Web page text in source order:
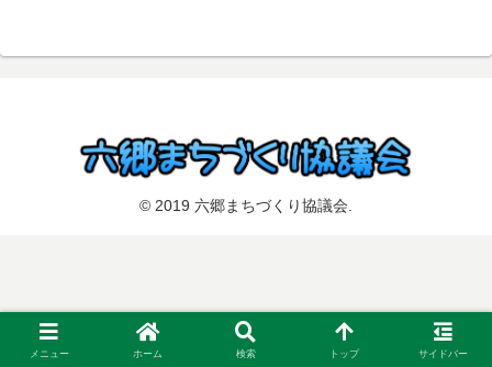
© 2019 六郷まちづくり協議会.
メニュー ホーム 検索 トップ サイドバー